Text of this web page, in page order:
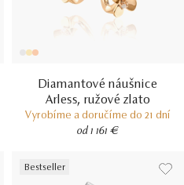
Diamantové náušnice
Arless, ružové zlato
Vyrobíme a doručíme do 21 dní
od 1 161 €
Bestseller